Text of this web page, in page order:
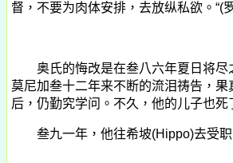
督，不要为肉体安排，去放纵私欲。“(
奥氏的悔改是在叁八六年夏日将尽之
莫尼加叁十二年来不断的流泪祷告，
后，仍勤究学问。不久，他的儿子也死
叁九一年，他往希坡(Hippo)去受